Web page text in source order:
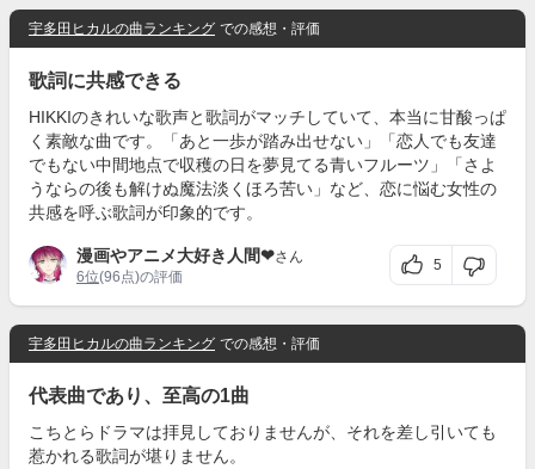
宇多田ヒカルの曲ランキング での感想・評価
歌詞に共感できる
HIKKIのきれいな歌声と歌詞がマッチしていて、本当に甘酸っぱ
く素敵な曲です。「あと一歩が踏み出せない」「恋人でも友達
でもない中間地点で収穫の日を夢見てる青いフルーツ」「さよ
うならの後も解けぬ魔法淡くほろ苦い」など、恋に悩む女性の
共感を呼ぶ歌詞が印象的です。
漫画やアニメ大好き人間❤︎さん
6位(96点)の評価
5
宇多田ヒカルの曲ランキング での感想・評価
代表曲であり、至高の1曲
こちとらドラマは拝見しておりませんが、それを差し引いても
惹かれる歌詞が堪りません。